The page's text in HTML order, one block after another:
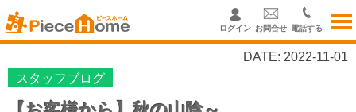
ログイン お問合せ 電話する
DATE: 2022-11-01
スタッフブログ